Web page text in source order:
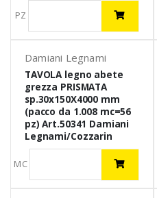
PZ
Damiani Legnami
TAVOLA legno abete
grezza PRISMATA
sp.30x150X4000 mm
(pacco da 1.008 mc=56
pz) Art.50341 Damiani
Legnami/Cozzarin
MC